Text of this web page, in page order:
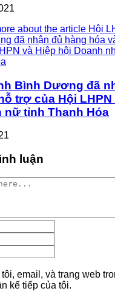
Bình Dương đã
trợ của Hội LHPN
nữ tỉnh Thanh Hóa
luận
email, và trang web
kế tiếp của tôi.